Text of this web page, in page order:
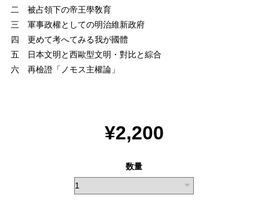
二 被占領下の帝王學敎育
三 軍事政權としての明治維新政府
四 更めて考へてみる我が國體
五 日本文明と西歐型文明・對比と綜合
六 再檢證「ノモス主權論」
¥2,200
数量